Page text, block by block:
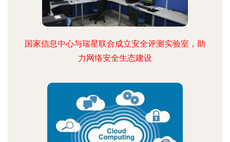
国家信息中心与瑞星联合成立安全评测实验室，助
力网络安全生态建设